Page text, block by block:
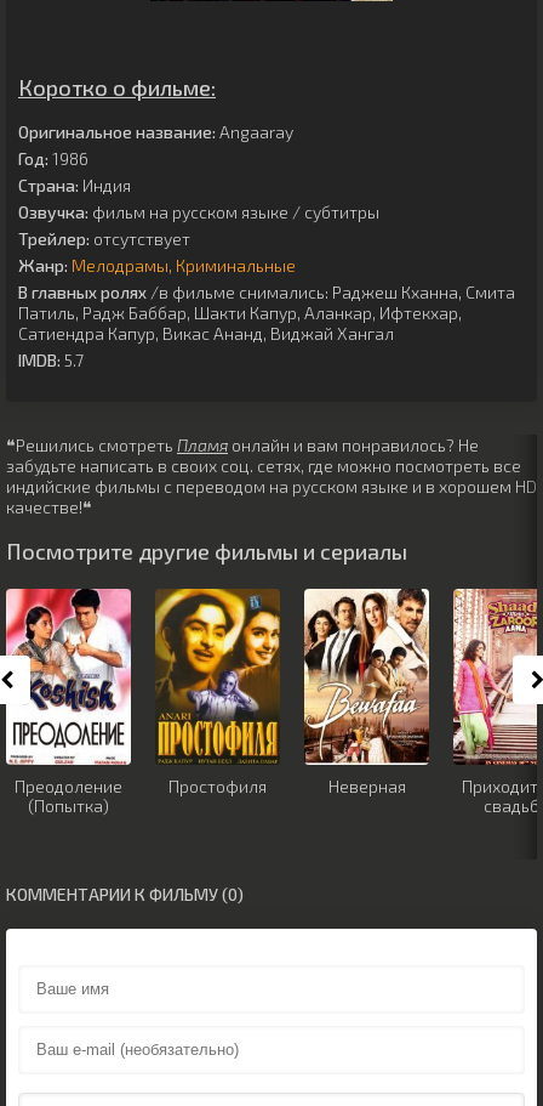
Коротко о фильме:
Оригинальное название: Angaaray
Год: 1986
Страна: Индия
Озвучка: фильм на русском языке / субтитры
Трейлер: отсутствует
Жанр: Мелодрамы Криминальные
В главных ролях /в фильме снимались: Раджеш Кханна, Смита
Патиль, Радж Баббар, Шакти Капур, Аланкар, Ифтекхар,
Сатиендра Капур, Викас Ананд, Виджай Хангал
IMDB: 5.7
❝Решились смотреть Пламя онлайн и вам понравилось? Не
забудьте написать в своих соц. сетях, где можно посмотреть все
индийские фильмы с переводом на русском языке и в хорошем HD
качестве!❝
Посмотрите другие фильмы и сериалы
Преодоление
(Попытка)
Простофиля Неверная
КОММЕНТАРИИ К ФИЛЬМУ (0)